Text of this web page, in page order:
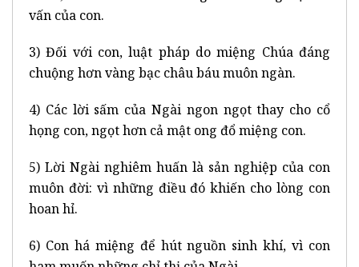
vấn của con.
3) Đối với con, luật pháp do miệng Chúa đáng
chuộng hơn vàng bạc châu báu muôn ngàn.
4) Các lời sấm của Ngài ngon ngọt thay cho cổ
họng con, ngọt hơn cả mật ong đổ miệng con.
5) Lời Ngài nghiêm huấn là sản nghiệp của con
muôn đời: vì những điều đó khiến cho lòng con
hoan hỉ.
6) Con há miệng để hút nguồn sinh khí, vì con